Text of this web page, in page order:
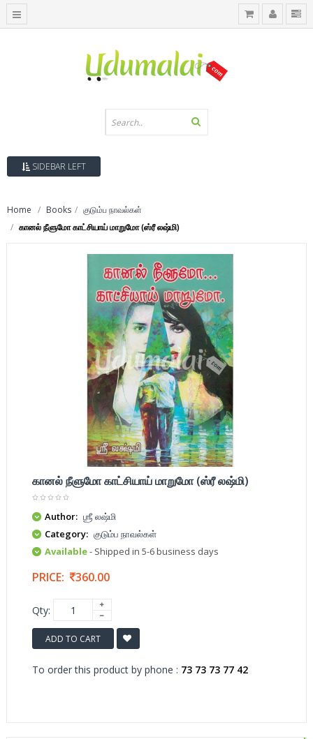
SIDEBAR LEFT
Home Books
குடும்ப நாவல்கள்
கானல் நீளுமோ காட்சியாய் மாறுமோ (ஸ்ரீ லஷ்மி)
கானல் நீளுமோ காட்சியாய் மாறுமோ (ஸ்ரீ லஷ்மி)
Author: ஶ்ரீ லஷ்மி
Category: குடும்ப நாவல்கள்
Available- Shipped in 5-6 business days
PRICE: 360.00
Qty:
ADD TO CART
To order this product by phone : 73 73 73 77 42